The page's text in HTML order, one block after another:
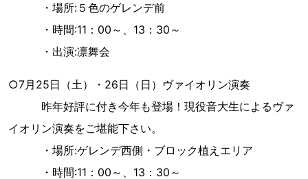
・場所:５色のゲレンデ前
・時間:11：00～、13：30～
・出演:凛舞会
○7月25日（土）・26日（日）ヴァイオリン演奏
昨年好評に付き今年も登場！現役音大生によるヴァ
イオリン演奏をご堪能下さい。
・場所:ゲレンデ西側・ブロック植えエリア
・時間:11：00～、13：30～